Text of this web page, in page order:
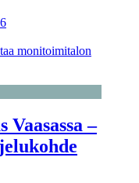
monitoimitalon
Vaasassa –